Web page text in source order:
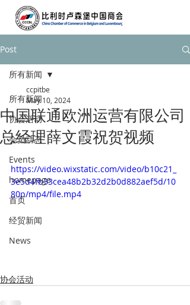
Post
所有新闻
协会活动
会员动态
Events
homepage
首页
经贸新闻
News
所有新闻
中国联通欧洲运营有限公司
总经理薛文霞祝贺视频
ccpitbe
May 10, 2024
https://video.wixstatic.com/video/b10c21_
3e5d4fb33cea48b2b32d2b0d882aef5d/10
80p/mp4/file.mp4
协会活动